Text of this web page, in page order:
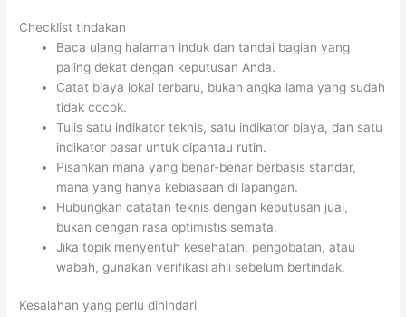
Checklist tindakan
Baca ulang halaman induk dan tandai bagian yang
paling dekat dengan keputusan Anda.
Catat biaya lokal terbaru, bukan angka lama yang sudah
tidak cocok.
Tulis satu indikator teknis, satu indikator biaya, dan satu
indikator pasar untuk dipantau rutin.
Pisahkan mana yang benar-benar berbasis standar,
mana yang hanya kebiasaan di lapangan.
Hubungkan catatan teknis dengan keputusan jual,
bukan dengan rasa optimistis semata.
Jika topik menyentuh kesehatan, pengobatan, atau
wabah, gunakan verifikasi ahli sebelum bertindak.
Kesalahan yang perlu dihindari